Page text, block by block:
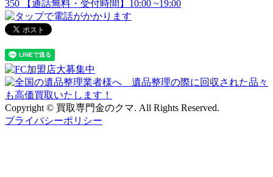
Copyright © 買取専門金のクマ. All Rights Reserved.
プライバシーポリシー